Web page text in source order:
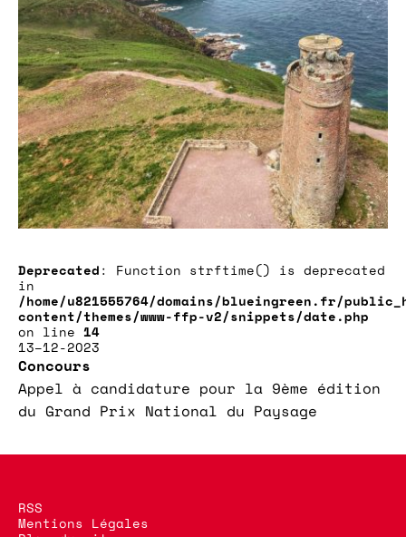
Deprecated: Function strftime() is deprecated
in
/home/u821555764/domains/blueingreen.fr/
content/themes/www-ffp-v2/snippets/date.php
on line 14
13–12-2023
Concours
Appel à candidature pour la 9ème édition
du Grand Prix National du Paysage
RSS
Mentions Légales